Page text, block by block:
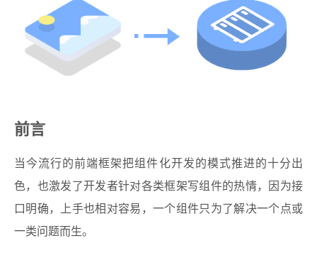
前言
当今流行的前端框架把组件化开发的模式推进的十分出
色，也激发了开发者针对各类框架写组件的热情，因为接
口明确，上手也相对容易，一个组件只为了解决一个点或
一类问题而生。